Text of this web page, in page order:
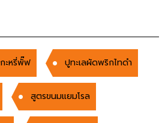
กะหรี่พั๊ฟ ปูทะเลผัดพริกไทดำ
สูตรขนมแยมโรล